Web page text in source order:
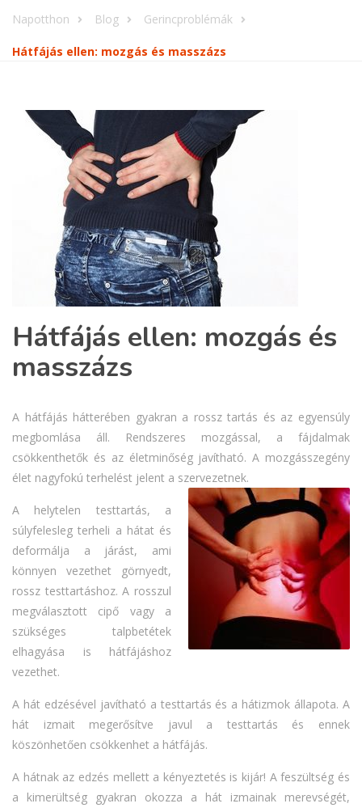
Napotthon Blog Gerincproblémák
Hátfájás ellen: mozgás és masszázs
Hátfájás ellen: mozgás és
masszázs
A hátfájás hátterében gyakran a rossz tartás és az egyensúly
megbomlása áll. Rendszeres mozgással, a fájdalmak
csökkenthetők és az életminőség javítható. A mozgásszegény
élet nagyfokú terhelést jelent a szervezetnek.
A helytelen testtartás, a
súlyfelesleg terheli a hátat és
deformálja a járást, ami
könnyen vezethet görnyedt,
rossz testtartáshoz. A rosszul
megválasztott cipő vagy a
szükséges talpbetétek
elhagyása is hátfájáshoz
vezethet.
A hát edzésével javítható a testtartás és a hátizmok állapota. A
hát izmait megerősítve javul a testtartás és ennek
köszönhetően csökkenhet a hátfájás.
A hátnak az edzés mellett a kényeztetés is kijár! A feszültség és
a kimerültség gyakran okozza a hát izmainak merevségét,